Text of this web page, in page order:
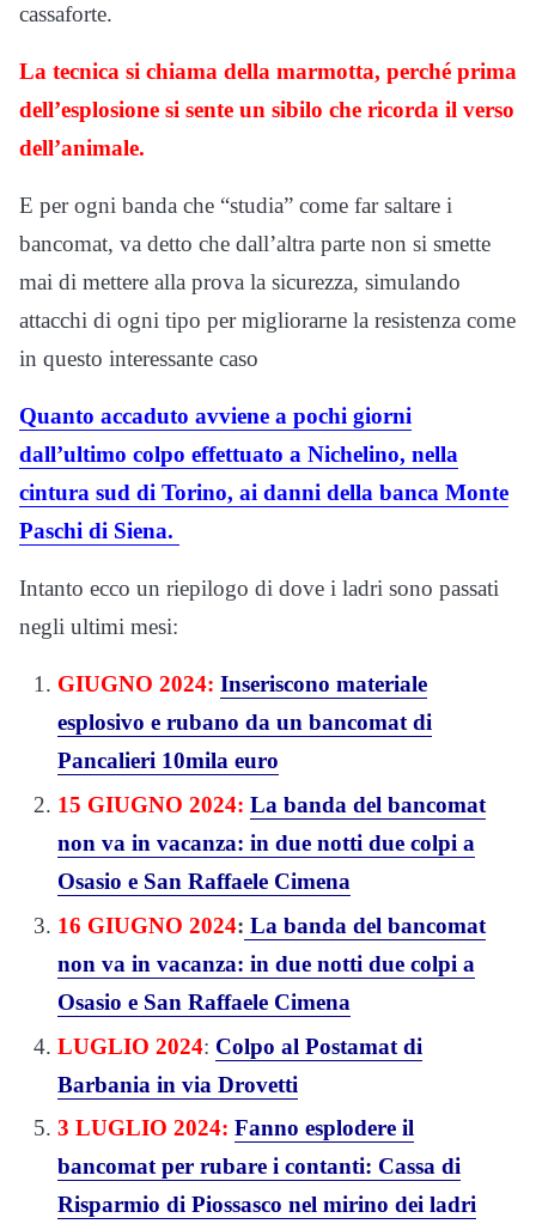
cassaforte.
La tecnica si chiama della marmotta, perché prima
dell’esplosione si sente un sibilo che ricorda il verso
dell’animale.
E per ogni banda che “studia” come far saltare i
bancomat, va detto che dall’altra parte non si smette
mai di mettere alla prova la sicurezza, simulando
attacchi di ogni tipo per migliorarne la resistenza come
in questo interessante caso
Quanto accaduto avviene a pochi giorni
dall’ultimo colpo effettuato a Nichelino, nella
cintura sud di Torino, ai danni della banca Monte
Paschi di Siena.
Intanto ecco un riepilogo di dove i ladri sono passati
negli ultimi mesi:
GIUGNO 2024: Inseriscono materiale
esplosivo e rubano da un bancomat di
Pancalieri 10mila euro
15 GIUGNO 2024: La banda del bancomat
non va in vacanza: in due notti due colpi a
Osasio e San Raffaele Cimena
16 GIUGNO 2024: La banda del bancomat
non va in vacanza: in due notti due colpi a
Osasio e San Raffaele Cimena
LUGLIO 2024: Colpo al Postamat di
Barbania in via Drovetti
3 LUGLIO 2024: Fanno esplodere il
bancomat per rubare i contanti: Cassa di
Risparmio di Piossasco nel mirino dei ladri